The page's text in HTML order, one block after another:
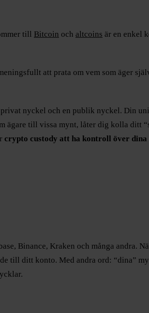
till Bitcoin och altcoins är en enkel
att prata om vem som äger
nyckel och en publik nyckel. Din
ägare till vissa mynt, låter dig kolla ditt
crypto custody att ha kontroll över
Binance, Kraken och många andra.
till ditt konto. Med andra ord: “dina”